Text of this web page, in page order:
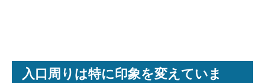
入口周りは特に印象を変えていま